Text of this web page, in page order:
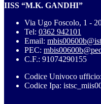
IISS “M.K. GANDHI”
Via Ugo Foscolo, 1 -
Tel: 0362 942101
Email:
PEC:
C.F.: 91074290155
Codice Univoco
Codice Ipa: